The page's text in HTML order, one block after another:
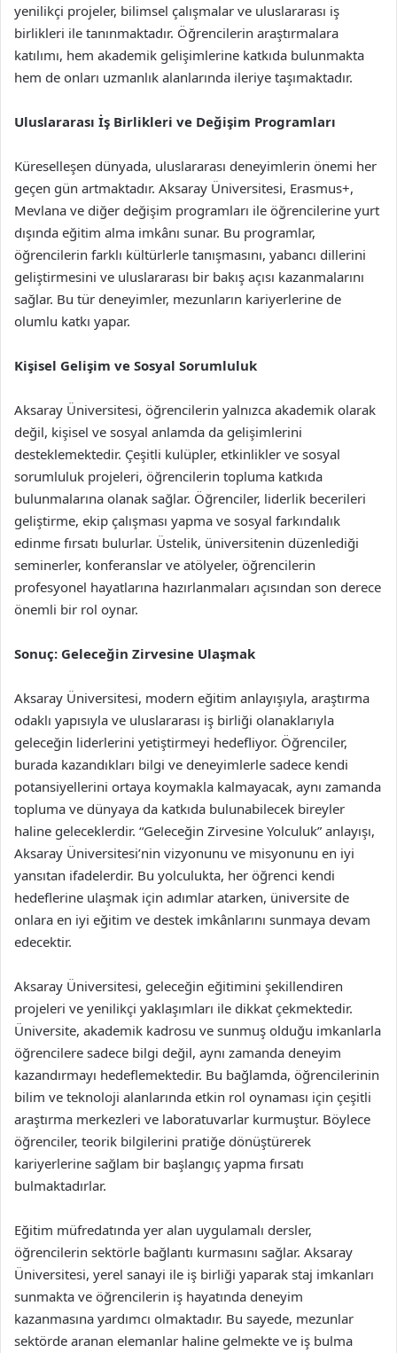
yenilikçi projeler, bilimsel çalışmalar ve uluslararası iş
birlikleri ile tanınmaktadır. Öğrencilerin araştırmalara
katılımı, hem akademik gelişimlerine katkıda bulunmakta
hem de onları uzmanlık alanlarında ileriye taşımaktadır.
Uluslararası İş Birlikleri ve Değişim Programları
Küreselleşen dünyada, uluslararası deneyimlerin önemi her
geçen gün artmaktadır. Aksaray Üniversitesi, Erasmus+,
Mevlana ve diğer değişim programları ile öğrencilerine yurt
dışında eğitim alma imkânı sunar. Bu programlar,
öğrencilerin farklı kültürlerle tanışmasını, yabancı dillerini
geliştirmesini ve uluslararası bir bakış açısı kazanmalarını
sağlar. Bu tür deneyimler, mezunların kariyerlerine de
olumlu katkı yapar.
Kişisel Gelişim ve Sosyal Sorumluluk
Aksaray Üniversitesi, öğrencilerin yalnızca akademik olarak
değil, kişisel ve sosyal anlamda da gelişimlerini
desteklemektedir. Çeşitli kulüpler, etkinlikler ve sosyal
sorumluluk projeleri, öğrencilerin topluma katkıda
bulunmalarına olanak sağlar. Öğrenciler, liderlik becerileri
geliştirme, ekip çalışması yapma ve sosyal farkındalık
edinme fırsatı bulurlar. Üstelik, üniversitenin düzenlediği
seminerler, konferanslar ve atölyeler, öğrencilerin
profesyonel hayatlarına hazırlanmaları açısından son derece
önemli bir rol oynar.
Sonuç: Geleceğin Zirvesine Ulaşmak
Aksaray Üniversitesi, modern eğitim anlayışıyla, araştırma
odaklı yapısıyla ve uluslararası iş birliği olanaklarıyla
geleceğin liderlerini yetiştirmeyi hedefliyor. Öğrenciler,
burada kazandıkları bilgi ve deneyimlerle sadece kendi
potansiyellerini ortaya koymakla kalmayacak, aynı zamanda
topluma ve dünyaya da katkıda bulunabilecek bireyler
haline geleceklerdir. “Geleceğin Zirvesine Yolculuk” anlayışı,
Aksaray Üniversitesi’nin vizyonunu ve misyonunu en iyi
yansıtan ifadelerdir. Bu yolculukta, her öğrenci kendi
hedeflerine ulaşmak için adımlar atarken, üniversite de
onlara en iyi eğitim ve destek imkânlarını sunmaya devam
edecektir.
Aksaray Üniversitesi, geleceğin eğitimini şekillendiren
projeleri ve yenilikçi yaklaşımları ile dikkat çekmektedir.
Üniversite, akademik kadrosu ve sunmuş olduğu imkanlarla
öğrencilere sadece bilgi değil, aynı zamanda deneyim
kazandırmayı hedeflemektedir. Bu bağlamda, öğrencilerinin
bilim ve teknoloji alanlarında etkin rol oynaması için çeşitli
araştırma merkezleri ve laboratuvarlar kurmuştur. Böylece
öğrenciler, teorik bilgilerini pratiğe dönüştürerek
kariyerlerine sağlam bir başlangıç yapma fırsatı
bulmaktadırlar.
Eğitim müfredatında yer alan uygulamalı dersler,
öğrencilerin sektörle bağlantı kurmasını sağlar. Aksaray
Üniversitesi, yerel sanayi ile iş birliği yaparak staj imkanları
sunmakta ve öğrencilerin iş hayatında deneyim
kazanmasına yardımcı olmaktadır. Bu sayede, mezunlar
sektörde aranan elemanlar haline gelmekte ve iş bulma